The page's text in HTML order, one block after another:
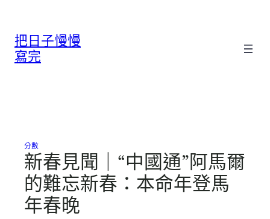
把日子慢慢
寫完
分數
新春見聞｜“中國通”阿馬爾
的難忘新春：本命年登馬
年春晚